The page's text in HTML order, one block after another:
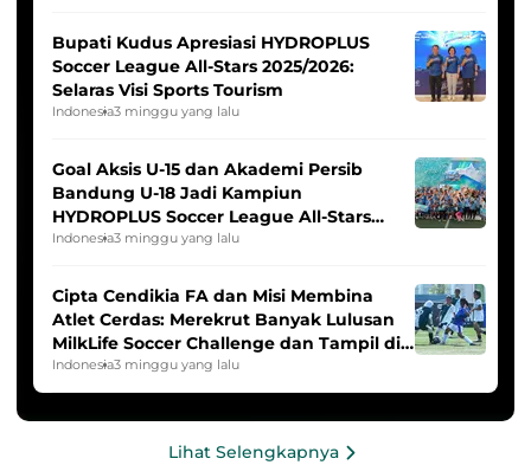
Bupati Kudus Apresiasi HYDROPLUS
Soccer League All-Stars 2025/2026:
Selaras Visi Sports Tourism
Indonesia3 minggu yang lalu
Goal Aksis U-15 dan Akademi Persib
Bandung U-18 Jadi Kampiun
HYDROPLUS Soccer League All-Stars
2025/2026
Indonesia3 minggu yang lalu
Cipta Cendikia FA dan Misi Membina
Atlet Cerdas: Merekrut Banyak Lulusan
MilkLife Soccer Challenge dan Tampil di
HYDROPLUS Soccer League
Indonesia3 minggu yang lalu
Lihat Selengkapnya